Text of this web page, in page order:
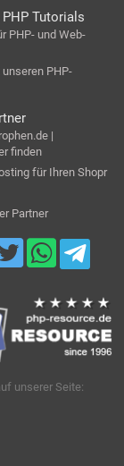
Tutorials
PHP- und Web-
PHP-
|
finden
für Ihren Shopr
Partner
unserer Seite: